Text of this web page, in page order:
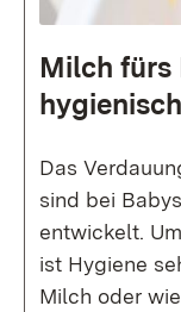
Milch fürs
Das
sind bei
entwickelt.
ist Hygiene
Milch oder